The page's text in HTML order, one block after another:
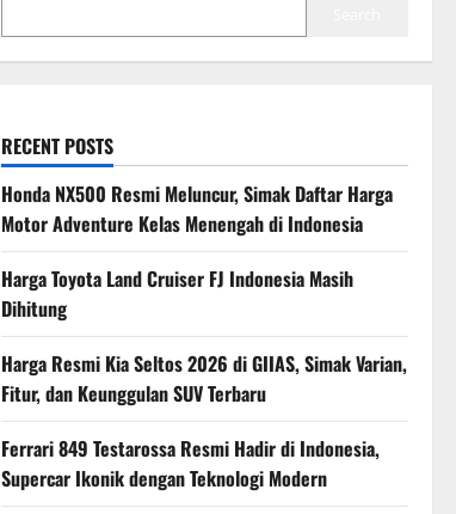
RECENT POSTS
Honda NX500 Resmi Meluncur, Simak Daftar Harga
Motor Adventure Kelas Menengah di Indonesia
Harga Toyota Land Cruiser FJ Indonesia Masih
Dihitung
Harga Resmi Kia Seltos 2026 di GIIAS, Simak Varian,
Fitur, dan Keunggulan SUV Terbaru
Ferrari 849 Testarossa Resmi Hadir di Indonesia,
Supercar Ikonik dengan Teknologi Modern